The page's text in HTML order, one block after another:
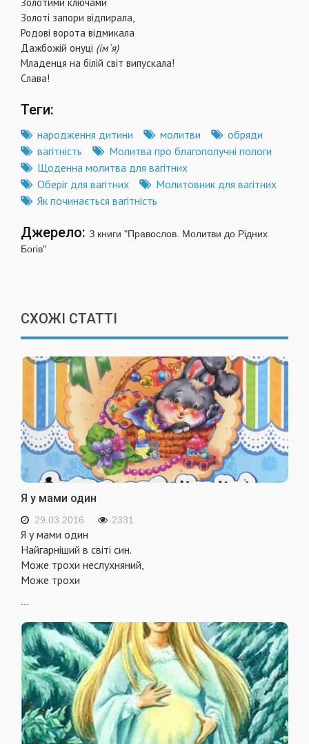
Золотими ключами
Золоті запори відпирала,
Родові ворота відмикала
Дажбожій онуці (ім`я)
Младенця на білій світ випускала!
Слава!
Теги:
народження дитини молитви
обряди
вагітність
Молитва про благополучні пологи
Щоденна молитва для вагітних
Оберіг для вагітних
Молитовник для вагітних
Як починається вагітність
Джерело: З книги "Правослов. Молитви до Рідних
Богів"
СХОЖІ СТАТТІ
Я у мами один
29.03.2016 2331
Я у мами один
Найгарніший в світі син.
Може трохи неслухняний,
Може трохи